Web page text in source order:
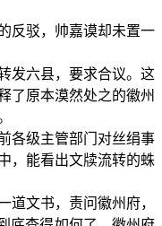
反驳，帅嘉谟却未置一
发六县，要求合议。这
了原本漠然处之的徽州
各级主管部门对丝绢事
，能看出文牍流转的蛛
道文书，责问徽州府，